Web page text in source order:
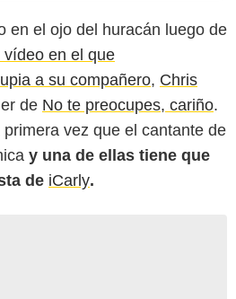
en el ojo del huracán luego de
en el que
a su compañero, Chris
de No te preocupes, cariño.
vez que el cantante de
y una de ellas tiene que
de iCarly.